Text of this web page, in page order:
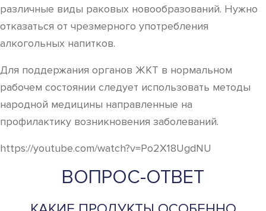
различные виды раковых новообразований. Нужно
отказаться от чрезмерного употребления
алкогольных напитков.
Для поддержания органов ЖКТ в нормальном
рабочем состоянии следует использовать методы
народной медицины направленные на
профилактику возникновения заболеваний.
https://youtube.com/watch?v=Po2X18UgdNU
ВОПРОС-ОТВЕТ